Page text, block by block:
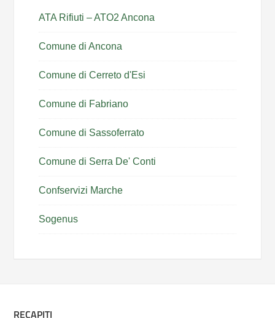
ATA Rifiuti – ATO2 Ancona
Comune di Ancona
Comune di Cerreto d'Esi
Comune di Fabriano
Comune di Sassoferrato
Comune di Serra De' Conti
Confservizi Marche
Sogenus
RECAPITI